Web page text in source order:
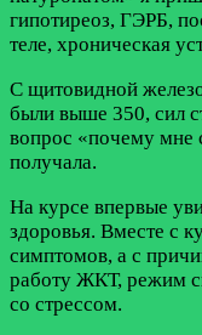
гипотиреоз, ГЭРБ,
теле, хроническая
С щитовидной
были выше 350, сил
вопрос «почему мне
получала.
На курсе впервые
здоровья. Вместе с
симптомов, а с
работу ЖКТ, режим
со стрессом.